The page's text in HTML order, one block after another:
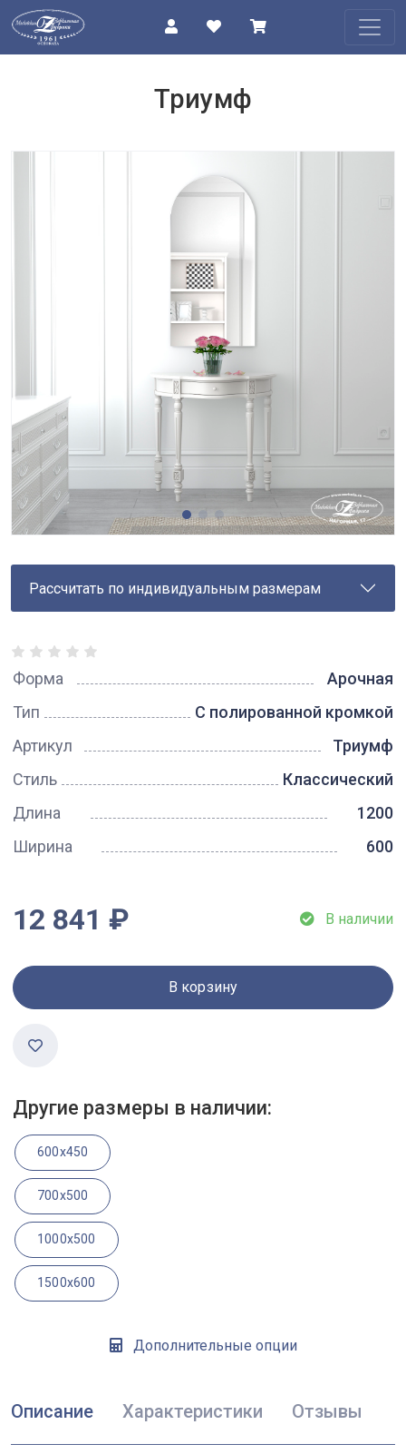
Триумф
Рассчитать по индивидуальным размерам
Форма
Арочная
Тип
С полированной кромкой
Артикул
Триумф
Стиль
Классический
Длина
1200
Ширина
600
12 841 ₽ В наличии
В корзину
Другие размеры в наличии:
600x450
700x500
1000x500
1500x600
Дополнительные опции
Описание Характеристики Отзывы